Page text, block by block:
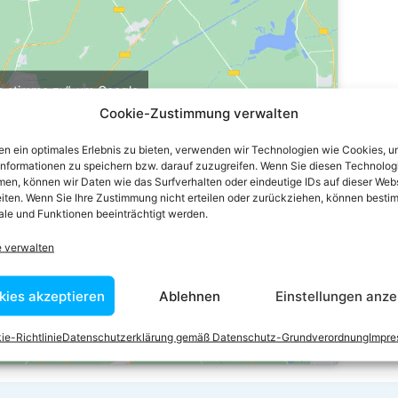
Cookie-Zustimmung verwalten
ein optimales Erlebnis zu bieten, verwenden wir Technologien wie Cookies,
zu speichern bzw. darauf zuzugreifen. Wenn Sie diesen
können wir Daten wie das Surfverhalten oder eindeutige IDs auf dieser
Wenn Sie Ihre Zustimmung nicht erteilen oder zurückziehen, können
und Funktionen beeinträchtigt werden.
verwalten
akzeptieren Ablehnen Einstellungen
RichtlinieDatenschutzerklärung gemäß Datenschutz-Grundverordnung
stimme zu“, um Google
zu